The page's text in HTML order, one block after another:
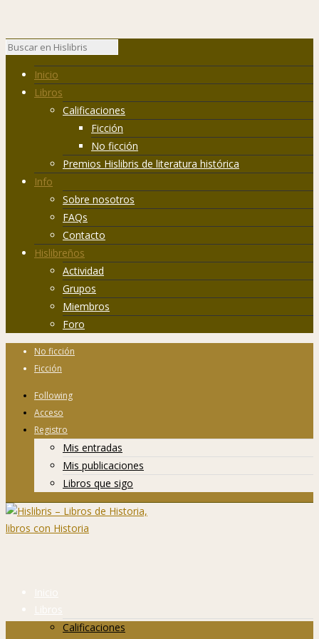
Inicio
Libros
Calificaciones
Ficción
No ficción
Premios Hislibris de literatura histórica
Info
Sobre nosotros
FAQs
Contacto
Hislibreños
Actividad
Grupos
Miembros
Foro
No ficción
Ficción
Following
Acceso
Registro
Mis entradas
Mis publicaciones
Libros que sigo
Inicio
Libros
Calificaciones